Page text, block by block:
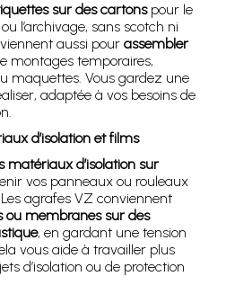
sur des cartonspour le
l’archivage, sans scotch ni
aussi pour assembler
montages temporaires,
maquettes. Vous gardez une
adaptée à vos besoins de
d’isolation et films
matériaux d’isolation sur
vos panneaux ou rouleaux
agrafes VZ conviennent
ou membranes sur des
, en gardant une tension
vous aide à travailler plus
d’isolation ou de protection